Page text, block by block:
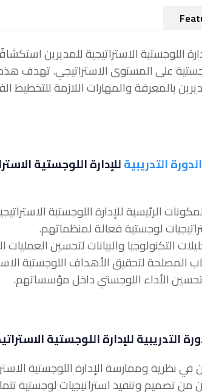
اللوجستية الاستراتيجية للمديرين
على المستوى الاستراتيجي. تهدف هذه الدورة
بالمعرفة والمهارات اللازمة للتخطيط
الدورة التدريبيةللإدارة اللوجستية
التدريبية للإدارة اللوجستية